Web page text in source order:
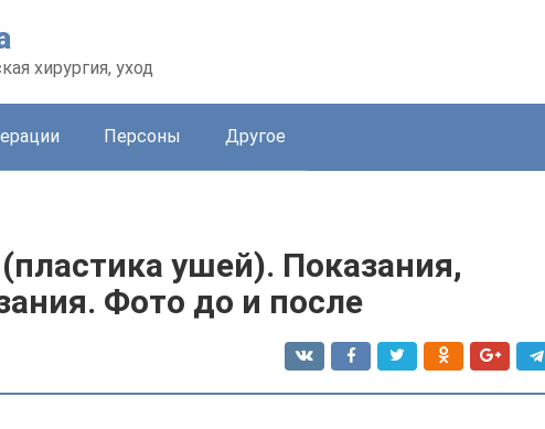
хирургия, уход
Персоны Другое
ушей). Показания,
Фото до и после